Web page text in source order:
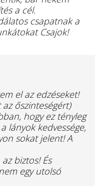
a cél.
csapatnak a
Csajok!
el az edzéseket!
őszinteségért)
hogy ez tényleg
lányok kedvessége,
sokat jelent! A
biztos! És
egy utolsó